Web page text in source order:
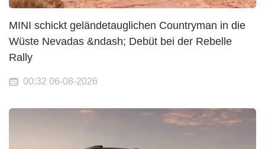
MINI schickt geländetauglichen Countryman in die
Wüste Nevadas &ndash; Debüt bei der Rebelle
Rally
00:32 06-08-2026